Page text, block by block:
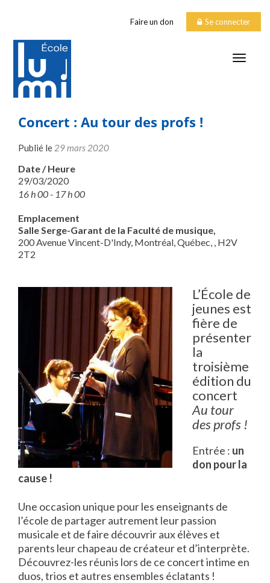
Faire un don Se connecter
Concert : Au tour des profs !
Publié le 29 mars 2020
Date / Heure
29/03/2020
16 h 00 - 17 h 00
Emplacement
Salle Serge-Garant de la Faculté de musique,
200 Avenue Vincent-D'Indy, Montréal, Québec, , H2V
2T2
L’École de
jeunes est
fière de
présenter
la
troisième
édition du
concert
Au tour
des profs !
Entrée : un
don pour la
cause !
Une occasion unique pour les enseignants de
l’école de partager autrement leur passion
musicale et de faire découvrir aux élèves et
parents leur chapeau de créateur et d’interprète.
Découvrez-les réunis lors de ce concert intime en
duos, trios et autres ensembles éclatants !